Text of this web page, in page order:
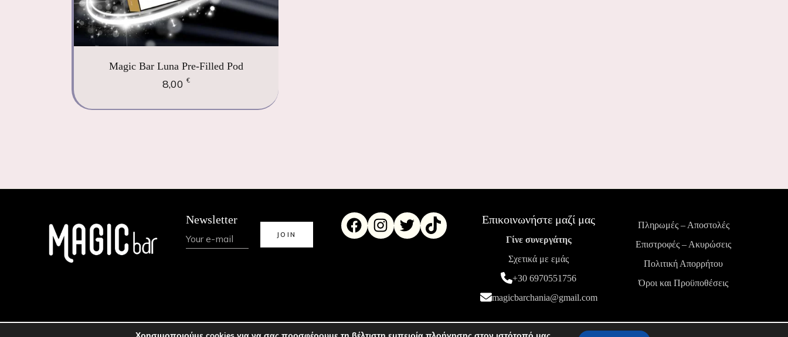
Magic Bar Luna Pre-Filled Pod
8,00€
Newsletter Επικοινωνήστε μαζί μας
Γίνε συνεργάτης
Σχετικά με εμάς
+30 6970551756
magicbarchania@gmail.com
Πληρωμές – Αποστολές
Επιστροφές – Ακυρώσεις
Πολιτική Απορρήτου
Όροι και Προϋποθέσεις